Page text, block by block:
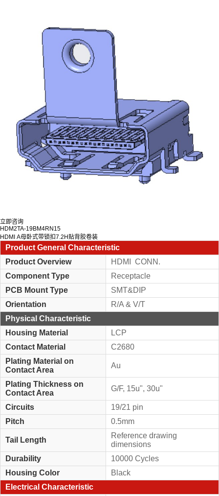
立即咨询
HDM2TA-19BM4RN15
HDMI A母卧式带锁扣7.2H贴背胶卷装
Product General Characteristic
Product Overview
HDMI CONN.
Component Type
Receptacle
PCB Mount Type
SMT&DIP
Orientation
R/A & V/T
Physical Characteristic
Housing Material
LCP
Contact Material
C2680
Plating Material on
Contact Area
Au
Plating Thickness on
Contact Area
G/F, 15u", 30u"
Circuits
19/21 pin
Pitch
0.5mm
Tail Length
Reference drawing
dimensions
Durability
10000 Cycles
Housing Color
Black
Electrical Characteristic